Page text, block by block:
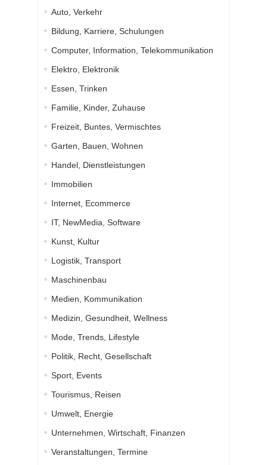
Auto, Verkehr
Bildung, Karriere, Schulungen
Computer, Information, Telekommunikation
Elektro, Elektronik
Essen, Trinken
Familie, Kinder, Zuhause
Freizeit, Buntes, Vermischtes
Garten, Bauen, Wohnen
Handel, Dienstleistungen
Immobilien
Internet, Ecommerce
IT, NewMedia, Software
Kunst, Kultur
Logistik, Transport
Maschinenbau
Medien, Kommunikation
Medizin, Gesundheit, Wellness
Mode, Trends, Lifestyle
Politik, Recht, Gesellschaft
Sport, Events
Tourismus, Reisen
Umwelt, Energie
Unternehmen, Wirtschaft, Finanzen
Veranstaltungen, Termine